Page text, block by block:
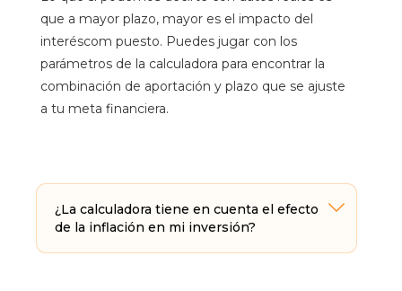
que a mayor plazo, mayor es el impacto del
interéscom puesto. Puedes jugar con los
parámetros de la calculadora para encontrar la
combinación de aportación y plazo que se ajuste
a tu meta financiera.
¿La calculadora tiene en cuenta el efecto
de la inflación en mi inversión?